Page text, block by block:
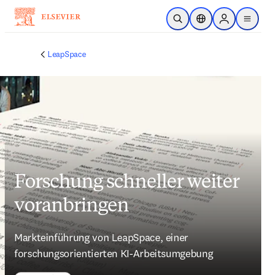
Zum Hauptinhalt wechseln
Suche öffnenStandortauswahl
Sign in to
menu
LeapSpace
Forschung schneller weiter
voranbringen
Markteinführung von LeapSpace, einer
forschungsorientierten KI-Arbeitsumgebung